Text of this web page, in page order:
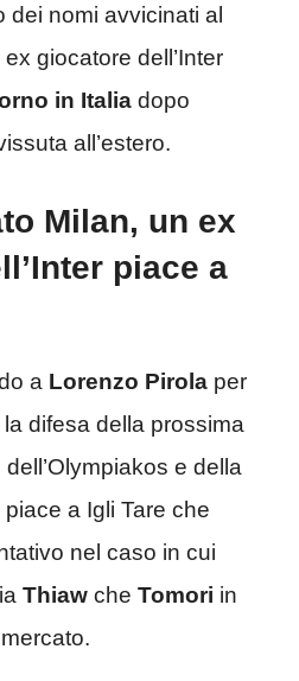
dei nomi avvicinati al
giocatore dell’Inter
in Italia dopo
all’estero.
Milan, un ex
piace a
a Lorenzo Pirola per
difesa della prossima
e della
a Igli Tare che
nel caso in cui
Thiaw che Tomori in